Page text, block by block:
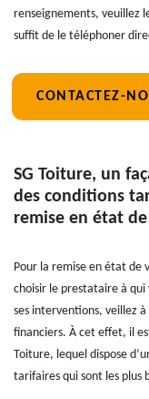
renseignements, veuillez
suffit de le téléphoner
CONTACTEZ-
SG Toiture, un
des conditions
remise en état
Pour la remise en état de
choisir le prestataire à
ses interventions, veillez
financiers. À cet effet, il
Toiture, lequel dispose
tarifaires qui sont les plus